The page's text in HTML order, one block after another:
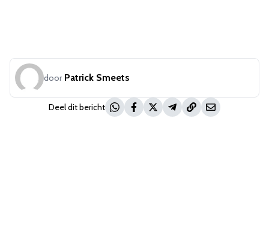
door Patrick Smeets
Deel dit bericht